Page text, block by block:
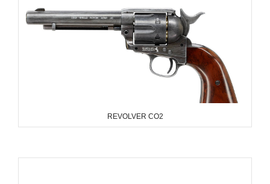
REVOLVER CO2